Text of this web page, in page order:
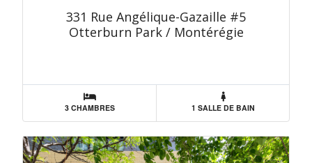
331 Rue Angélique-Gazaille #5
Otterburn Park / Montérégie
3 CHAMBRES 1 SALLE DE BAIN